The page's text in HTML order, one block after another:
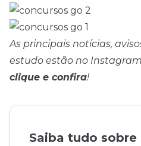
As principais notícias,
estudo estão no
clique e confira!
Saiba tudo sobre